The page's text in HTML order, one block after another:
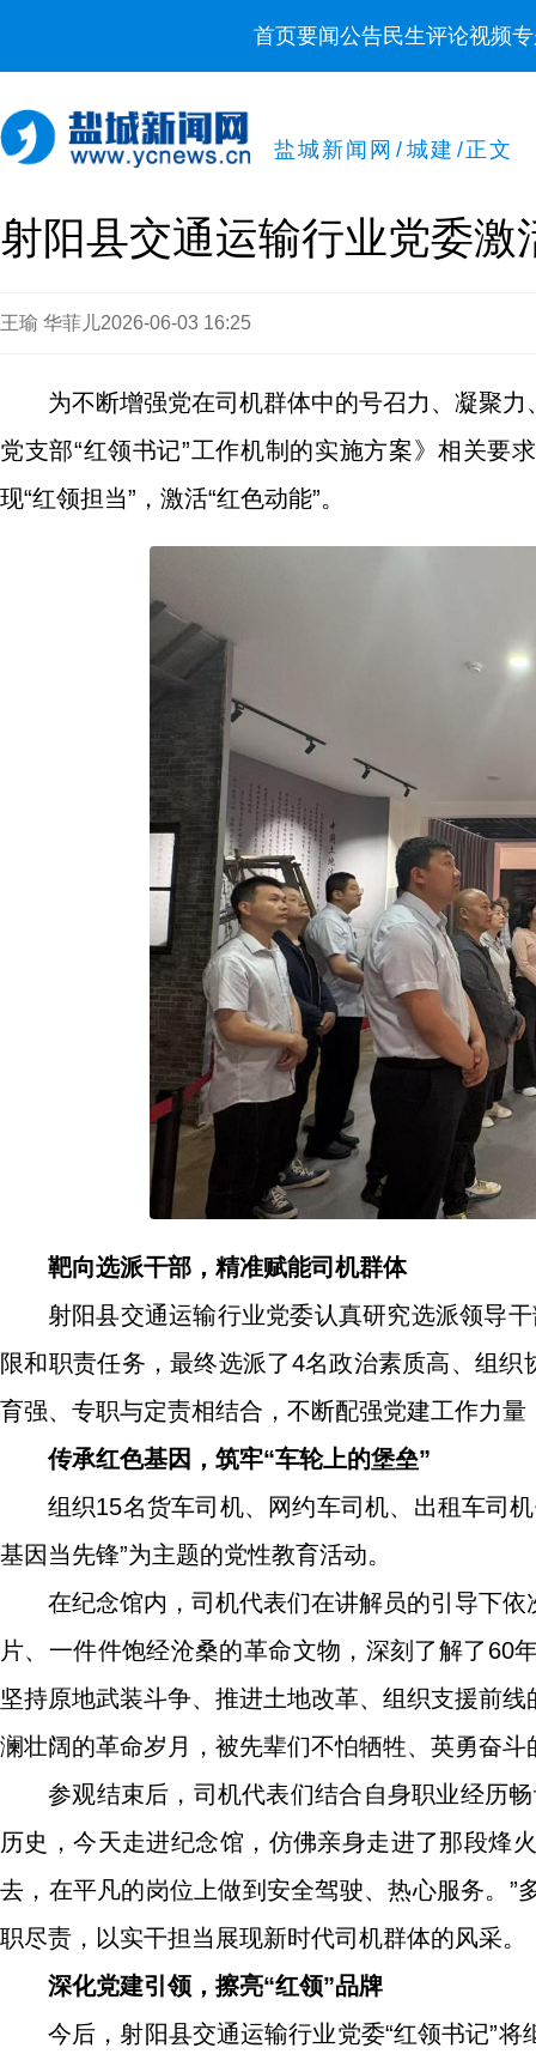
首页要闻公告民生评论视频
盐城新闻网 / 城建 /正文
射阳县交通运输行业党委
王瑜 华菲儿2026-06-03 16:25
为不断增强党在司机群体中的号召力、凝聚
党支部“红领书记”工作机制的实施方案》相关要
现“红领担当”，激活“红色动能”。
靶向选派干部，精准赋能司机群体
射阳县交通运输行业党委认真研究选派领导
限和职责任务，最终选派了4名政治素质高、组
育强、专职与定责相结合，不断配强党建工作力
传承红色基因，筑牢“车轮上的堡垒”
组织15名货车司机、网约车司机、出租车司
基因当先锋”为主题的党性教育活动。
在纪念馆内，司机代表们在讲解员的引导下
片、一件件饱经沧桑的革命文物，深刻了解了60
坚持原地武装斗争、推进土地改革、组织支援前
澜壮阔的革命岁月，被先辈们不怕牺牲、英勇奋斗
参观结束后，司机代表们结合自身职业经历
历史，今天走进纪念馆，仿佛亲身走进了那段烽
去，在平凡的岗位上做到安全驾驶、热心服务。
职尽责，以实干担当展现新时代司机群体的风采。
深化党建引领，擦亮“红领”品牌
今后，射阳县交通运输行业党委“红领书记”